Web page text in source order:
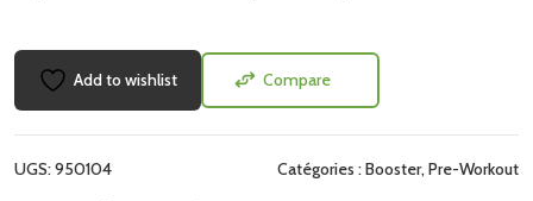
Add to wishlist Compare
UGS:950104 Catégories :Booster, Pre-Workout